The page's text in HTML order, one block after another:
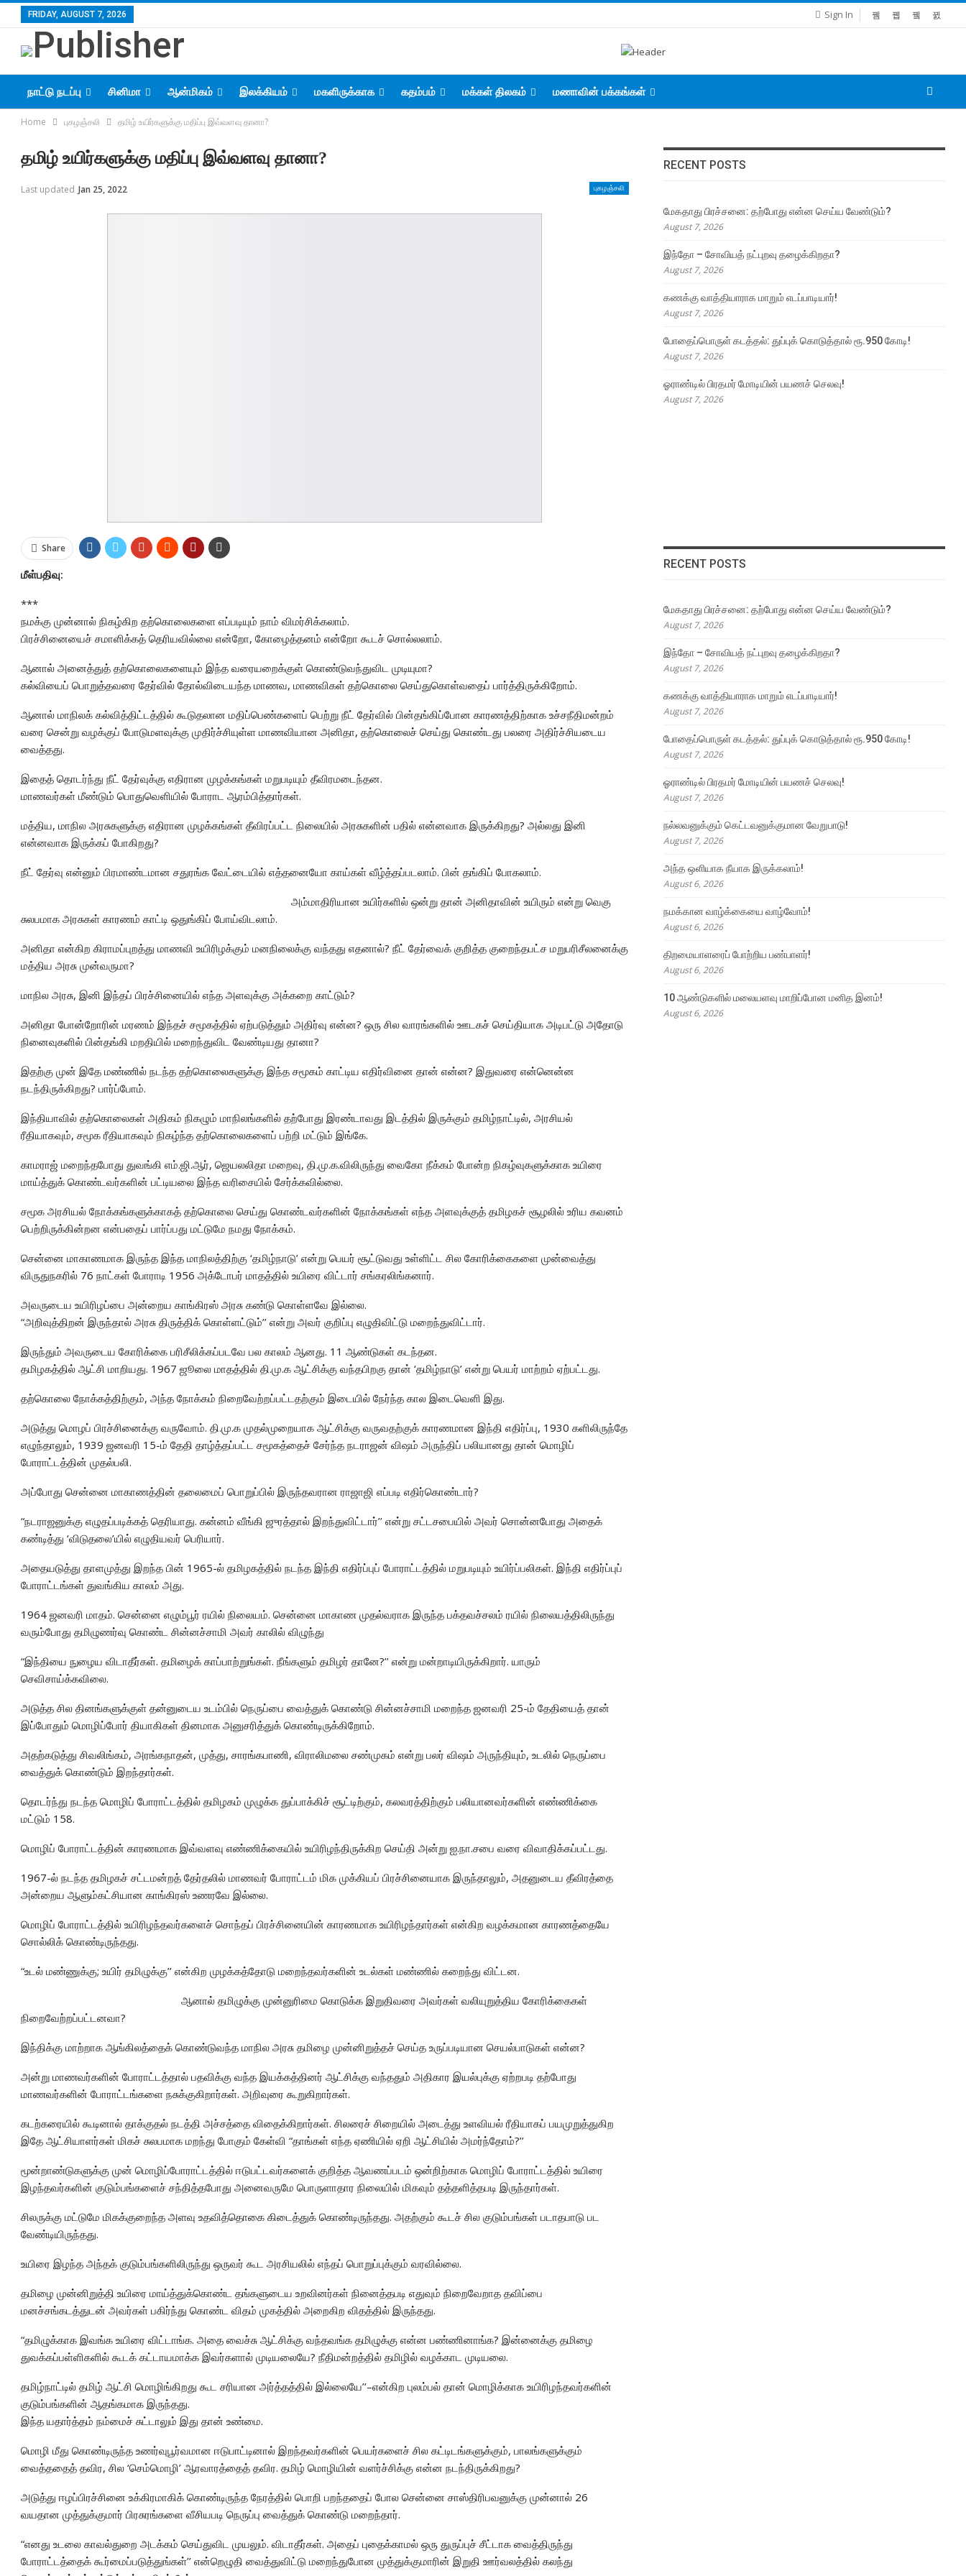
Sign In
FRIDAY, AUGUST 7, 2026
நாட்டு நடப்பு சினிமா ஆன்மிகம் இலக்கியம் மகளிருக்காக கதம்பம் மக்கள் திலகம் மணாவின் பக்கங்கள்
Home புகழஞ்சலி தமிழ் உயிர்களுக்கு மதிப்பு இவ்வளவு தானா?
தமிழ் உயிர்களுக்கு மதிப்பு இவ்வளவு தானா?
புகழஞ்சலி
Last updated Jan 25, 2022
Share
மீள்பதிவு:
***
நமக்கு முன்னால் நிகழ்கிற தற்கொலைகளை எப்படியும் நாம் விமர்சிக்கலாம்.
பிரச்சினையைச் சமாளிக்கத் தெரியவில்லை என்றோ, கோழைத்தனம் என்றோ கூடச் சொல்லலாம்.
ஆனால் அனைத்துத் தற்கொலைகளையும் இந்த வரையறைக்குள் கொண்டுவந்துவிட முடியுமா?
கல்வியைப் பொறுத்தவரை தேர்வில் தோல்விடையந்த மாணவ, மாணவிகள் தற்கொலை செய்துகொள்வதைப் பார்த்திருக்கிறோம்.
ஆனால் மாநிலக் கல்வித்திட்டத்தில் கூடுதலான மதிப்பெண்களைப் பெற்று நீட் தேர்வில் பின்தங்கிப்போன காரணத்திற்காக உச்சநீதிமன்றம்
வரை சென்று வழக்குப் போடுமளவுக்கு முதிர்ச்சியுள்ள மாணவியான அனிதா, தற்கொலைச் செய்து கொண்டது பலரை அதிர்ச்சியடைய
வைத்தது.
இதைத் தொடர்ந்து நீட் தேர்வுக்கு எதிரான முழக்கங்கள் மறுபடியும் தீவிரமடைந்தன.
மாணவர்கள் மீண்டும் பொதுவெளியில் போராட ஆரம்பித்தார்கள்.
மத்திய, மாநில அரசுகளுக்கு எதிரான முழக்கங்கள் தீவிரப்பட்ட நிலையில் அரசுகளின் பதில் என்னவாக இருக்கிறது? அல்லது இனி
என்னவாக இருக்கப் போகிறது?
நீட் தேர்வு என்னும் பிரமாண்டமான சதுரங்க வேட்டையில் எத்தனையோ காய்கள் வீழ்த்தப்படலாம். பின் தங்கிப் போகலாம்.
அம்மாதிரியான உயிர்களில் ஒன்று தான் அனிதாவின் உயிரும் என்று வெகு
சுலபமாக அரசுகள் காரணம் காட்டி ஒதுங்கிப் போய்விடலாம்.
அனிதா என்கிற கிராமப்புறத்து மாணவி உயிரிழக்கும் மனநிலைக்கு வந்தது எதனால்? நீட் தேர்வைக் குறித்த குறைந்தபட்ச மறுபரிசீலனைக்கு
மத்திய அரசு முன்வருமா?
மாநில அரசு, இனி இந்தப் பிரச்சினையில் எந்த அளவுக்கு அக்கறை காட்டும்?
அனிதா போன்றோரின் மரணம் இந்தச் சமூகத்தில் ஏற்படுத்தும் அதிர்வு என்ன? ஒரு சில வாரங்களில் ஊடகச் செய்தியாக அடிபட்டு அதோடு
நினைவுகளில் பின்தங்கி மறதியில் மறைந்துவிட வேண்டியது தானா?
இதற்கு முன் இதே மண்ணில் நடந்த தற்கொலைகளுக்கு இந்த சமூகம் காட்டிய எதிர்வினை தான் என்ன? இதுவரை என்னென்ன
நடந்திருக்கிறது? பார்ப்போம்.
இந்தியாவில் தற்கொலைகள் அதிகம் நிகழும் மாநிலங்களில் தற்போது இரண்டாவது இடத்தில் இருக்கும் தமிழ்நாட்டில், அரசியல்
ரீதியாகவும், சமூக ரீதியாகவும் நிகழ்ந்த தற்கொலைகளைப் பற்றி மட்டும் இங்கே.
காமராஜ் மறைந்தபோது துவங்கி எம்.ஜி.ஆர், ஜெயலலிதா மறைவு, தி.மு.க.விலிருந்து வைகோ நீக்கம் போன்ற நிகழ்வுகளுக்காக உயிரை
மாய்த்துக் கொண்டவர்களின் பட்டியலை இந்த வரிசையில் சேர்க்கவில்லை.
சமூக அரசியல் நோக்கங்களுக்காகத் தற்கொலை செய்து கொண்டவர்களின் நோக்கங்கள் எந்த அளவுக்குத் தமிழகச் சூழலில் உரிய கவனம்
பெற்றிருக்கின்றன என்பதைப் பார்ப்பது மட்டுமே நமது நோக்கம்.
சென்னை மாகாணமாக இருந்த இந்த மாநிலத்திற்கு ‘தமிழ்நாடு’ என்று பெயர் சூட்டுவது உள்ளிட்ட சில கோரிக்கைகளை முன்வைத்து
விருதுநகரில் 76 நாட்கள் போராடி 1956 அக்டோபர் மாதத்தில் உயிரை விட்டார் சங்கரலிங்கனார்.
அவருடைய உயிரிழப்பை அன்றைய காங்கிரஸ் அரசு கண்டு கொள்ளவே இல்லை.
“அறிவுத்திறன் இருந்தால் அரசு திருத்திக் கொள்ளட்டும்’’ என்று அவர் குறிப்பு எழுதிவிட்டு மறைந்துவிட்டார்.
இருந்தும் அவருடைய கோரிக்கை பரிசீலிக்கப்படவே பல காலம் ஆனது. 11 ஆண்டுகள் கடந்தன.
தமிழகத்தில் ஆட்சி மாறியது. 1967 ஜூலை மாதத்தில் தி.மு.க ஆட்சிக்கு வந்தபிறகு தான் ‘தமிழ்நாடு’ என்று பெயர் மாற்றம் ஏற்பட்டது.
தற்கொலை நோக்கத்திற்கும், அந்த நோக்கம் நிறைவேற்றப்பட்டதற்கும் இடையில் நேர்ந்த கால இடைவெளி இது.
அடுத்து மொழப் பிரச்சினைக்கு வருவோம். தி.மு.க முதல்முறையாக ஆட்சிக்கு வருவதற்குக் காரணமான இந்தி எதிர்ப்பு, 1930 களிலிருந்தே
எழுந்தாலும், 1939 ஜனவரி 15-ம் தேதி தாழ்த்தப்பட்ட சமூகத்தைச் சேர்ந்த நடராஜன் விஷம் அருந்திப் பலியானது தான் மொழிப்
போராட்டத்தின் முதல்பலி.
அப்போது சென்னை மாகாணத்தின் தலைமைப் பொறுப்பில் இருந்தவரான ராஜாஜி எப்படி எதிர்கொண்டார்?
“நடராஜனுக்கு எழுதப்படிக்கத் தெரியாது. கன்னம் வீங்கி ஜுரத்தால் இறந்துவிட்டார்’’ என்று சட்டசபையில் அவர் சொன்னபோது அதைக்
கண்டித்து ‘விடுதலை’யில் எழுதியவர் பெரியார்.
அதையடுத்து தாளமுத்து இறந்த பின் 1965-ல் தமிழகத்தில் நடந்த இந்தி எதிர்ப்புப் போராட்டத்தில் மறுபடியும் உயிர்ப்பலிகள். இந்தி எதிர்ப்புப்
போராட்டங்கள் துவங்கிய காலம் அது.
1964 ஜனவரி மாதம். சென்னை எழும்பூர் ரயில் நிலையம். சென்னை மாகாண முதல்வராக இருந்த பக்தவச்சலம் ரயில் நிலையத்திலிருந்து
வரும்போது தமிழுணர்வு கொண்ட சின்னச்சாமி அவர் காலில் விழுந்து
“இந்தியை நுழைய விடாதீர்கள். தமிழைக் காப்பாற்றுங்கள். நீங்களும் தமிழர் தானே?’’ என்று மன்றாடியிருக்கிறார். யாரும்
செவிசாய்க்கவிலை.
அடுத்த சில தினங்களுக்குள் தன்னுடைய உடம்பில் நெருப்பை வைத்துக் கொண்டு சின்னச்சாமி மறைந்த ஜனவரி 25-ம் தேதியைத் தான்
இப்போதும் மொழிப்போர் தியாகிகள் தினமாக அனுசரித்துக் கொண்டிருக்கிறோம்.
அதற்கடுத்து சிவலிங்கம், அரங்கநாதன், முத்து, சாரங்கபாணி, விராலிமலை சண்முகம் என்று பலர் விஷம் அருந்தியும், உடலில் நெருப்பை
வைத்துக் கொண்டும் இறந்தார்கள்.
தொடர்ந்து நடந்த மொழிப் போராட்டத்தில் தமிழகம் முழுக்க துப்பாக்கிச் சூட்டிற்கும், கலவரத்திற்கும் பலியானவர்களின் எண்ணிக்கை
மட்டும் 158.
மொழிப் போராட்டத்தின் காரணமாக இவ்வளவு எண்ணிக்கையில் உயிரிழந்திருக்கிற செய்தி அன்று ஐ.நா.சபை வரை விவாதிக்கப்பட்டது.
1967-ல் நடந்த தமிழகச் சட்டமன்றத் தேர்தலில் மாணவர் போராட்டம் மிக முக்கியப் பிரச்சினையாக இருந்தாலும், அதனுடைய தீவிரத்தை
அன்றைய ஆளும்கட்சியான காங்கிரஸ் உணரவே இல்லை.
மொழிப் போராட்டத்தில் உயிரிழந்தவர்களைச் சொந்தப் பிரச்சினையின் காரணமாக உயிரிழந்தார்கள் என்கிற வழக்கமான காரணத்தையே
சொல்லிக் கொண்டிருந்தது.
“உடல் மண்ணுக்கு; உயிர் தமிழுக்கு’’ என்கிற முழக்கத்தோடு மறைந்தவர்களின் உடல்கள் மண்ணில் கறைந்து விட்டன.
ஆனால் தமிழுக்கு முன்னுரிமை கொடுக்க இறுதிவரை அவர்கள் வலியுறுத்திய கோரிக்கைகள்
நிறைவேற்றப்பட்டனவா?
இந்திக்கு மாற்றாக ஆங்கிலத்தைக் கொண்டுவந்த மாநில அரசு தமிழை முன்னிறுத்தச் செய்த உருப்படியான செயல்பாடுகள் என்ன?
அன்று மாணவர்களின் போராட்டத்தால் பதவிக்கு வந்த இயக்கத்தினர் ஆட்சிக்கு வந்ததும் அதிகார இயல்புக்கு ஏற்றபடி தற்போது
மாணவர்களின் போராட்டங்களை நசுக்குகிறார்கள். அறிவுரை கூறுகிறார்கள்.
கடற்கரையில் கூடினால் தாக்குதல் நடத்தி அச்சத்தை விதைக்கிறார்கள். சிலரைச் சிறையில் அடைத்து உளவியல் ரீதியாகப் பயமுறுத்துகிற
இதே ஆட்சியாளர்கள் மிகச் சுலபமாக மறந்து போகும் கேள்வி “தாங்கள் எந்த ஏணியில் ஏறி ஆட்சியில் அமர்ந்தோம்?’’
மூன்றாண்டுகளுக்கு முன் மொழிப்போராட்டத்தில் ஈடுபட்டவர்களைக் குறித்த ஆவணப்படம் ஒன்றிற்காக மொழிப் போராட்டத்தில் உயிரை
இழந்தவர்களின் குடும்பங்களைச் சந்தித்தபோது அனைவருமே பொருளாதார நிலையில் மிகவும் தத்தளித்தபடி இருந்தார்கள்.
சிலருக்கு மட்டுமே மிகக்குறைந்த அளவு உதவித்தொகை கிடைத்துக் கொண்டிருந்தது. அதற்கும் கூடச் சில குடும்பங்கள் படாதபாடு பட
வேண்டியிருந்தது.
உயிரை இழந்த அந்தக் குடும்பங்களிலிருந்து ஒருவர் கூட அரசியலில் எந்தப் பொறுப்புக்கும் வரவில்லை.
தமிழை முன்னிறுத்தி உயிரை மாய்த்துக்கொண்ட தங்களுடைய உறவினர்கள் நினைத்தபடி எதுவும் நிறைவேறாத தவிப்பை
மனச்சங்கடத்துடன் அவர்கள் பகிர்ந்து கொண்ட விதம் முகத்தில் அறைகிற விதத்தில் இருந்தது.
“தமிழுக்காக இவங்க உயிரை விட்டாங்க. அதை வைச்சு ஆட்சிக்கு வந்தவங்க தமிழுக்கு என்ன பண்ணினாங்க? இன்னைக்கு தமிழை
துவக்கப்பள்ளிகளில் கூடக் கட்டாயமாக்க இவர்களால் முடியலையே? நீதிமன்றத்தில் தமிழில் வழக்காட முடியலை.
தமிழ்நாட்டில் தமிழ் ஆட்சி மொழிங்கிறது கூட சரியான அர்த்தத்தில் இல்லையே’’–என்கிற புலம்பல் தான் மொழிக்காக உயிரிழந்தவர்களின்
குடும்பங்களின் ஆதங்கமாக இருந்தது.
இந்த யதார்த்தம் நம்மைச் சுட்டாலும் இது தான் உண்மை.
மொழி மீது கொண்டிருந்த உணர்வுபூர்வமான ஈடுபாட்டினால் இறந்தவர்களின் பெயர்களைச் சில கட்டிடங்களுக்கும், பாலங்களுக்கும்
வைத்ததைத் தவிர, சில ‘செம்மொழி’ ஆரவாரத்தைத் தவிர. தமிழ் மொழியின் வளர்ச்சிக்கு என்ன நடந்திருக்கிறது?
அடுத்து ஈழப்பிரச்சினை உக்கிரமாகிக் கொண்டிருந்த நேரத்தில் பொறி பறந்ததைப் போல சென்னை சாஸ்திரிபவனுக்கு முன்னால் 26
வயதான முத்துக்குமார் பிரசுரங்களை வீசியபடி நெருப்பு வைத்துக் கொண்டு மறைந்தார்.
“எனது உடலை காவல்துறை அடக்கம் செய்துவிட முயலும். விடாதீர்கள். அதைப் புதைக்காமல் ஒரு துருப்புச் சீட்டாக வைத்திருந்து
போராட்டத்தைக் கூர்மைப்படுத்துங்கள்’’ என்றெழுதி வைத்துவிட்டு மறைந்துபோன முத்துக்குமாரின் இறுதி ஊர்வலத்தில் கலந்து
RECENT POSTS
மேகதாது பிரச்சனை: தற்போது என்ன செய்ய வேண்டும்?
August 7, 2026
இந்தோ – சோவியத் நட்புறவு தழைக்கிறதா?
August 7, 2026
கணக்கு வாத்தியாராக மாறும் எடப்பாடியார்!
August 7, 2026
போதைப்பொருள் கடத்தல்: துப்புக் கொடுத்தால் ரூ.950 கோடி!
August 7, 2026
ஓராண்டில் பிரதமர் மோடியின் பயணச் செலவு!
August 7, 2026
RECENT POSTS
மேகதாது பிரச்சனை: தற்போது என்ன செய்ய வேண்டும்?
August 7, 2026
இந்தோ – சோவியத் நட்புறவு தழைக்கிறதா?
August 7, 2026
கணக்கு வாத்தியாராக மாறும் எடப்பாடியார்!
August 7, 2026
போதைப்பொருள் கடத்தல்: துப்புக் கொடுத்தால் ரூ.950 கோடி!
August 7, 2026
ஓராண்டில் பிரதமர் மோடியின் பயணச் செலவு!
August 7, 2026
நல்லவனுக்கும் கெட்டவனுக்குமான வேறுபாடு!
August 7, 2026
அந்த ஒளியாக நீயாக இருக்கலாம்!
August 6, 2026
நமக்கான வாழ்க்கையை வாழ்வோம்!
August 6, 2026
திறமையாளரைப் போற்றிய பண்பாளர்!
August 6, 2026
10 ஆண்டுகளில் மலையளவு மாறிப்போன மனித இனம்!
August 6, 2026